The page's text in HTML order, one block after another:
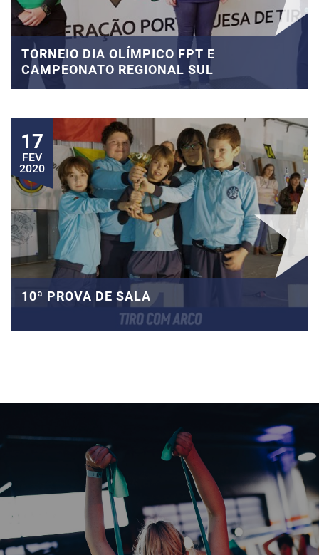
TORNEIO DIA OLÍMPICO FPT E
CAMPEONATO REGIONAL SUL
17
FEV
2020
10ª PROVA DE SALA